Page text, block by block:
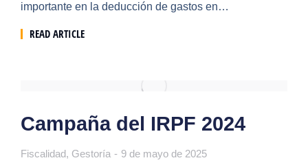
importante en la deducción de gastos en…
READ ARTICLE
Campaña del IRPF 2024
Fiscalidad, Gestoría 9 de mayo de 2025